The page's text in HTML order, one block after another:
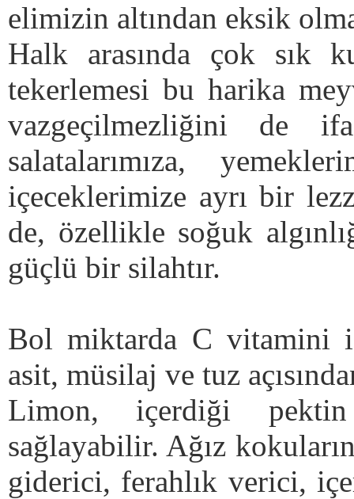
elimizin altından eksik
Halk arasında çok sık
tekerlemesi bu harika
vazgeçilmezliğini de
salatalarımıza,
içeceklerimize ayrı bir
de, özellikle soğuk
güçlü bir silahtır.
Bol miktarda C vitamini
asit, müsilaj ve tuz
Limon, içerdiği
sağlayabilir. Ağız
giderici, ferahlık verici,